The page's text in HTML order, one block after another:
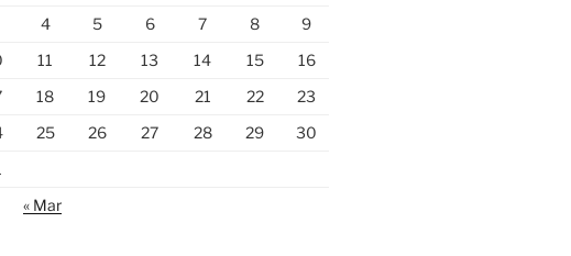
4 5 6 7 8
9
11 12 13 14 15
16
18 19 20 21 22
23
25 26 27 28 29
30
« Mar